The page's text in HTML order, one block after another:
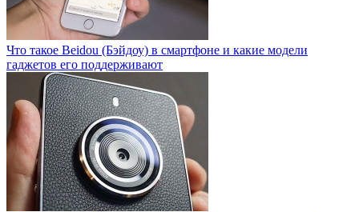
Что такое Beidou (Бэйдоу) в смартфоне и какие модели
гаджетов его поддерживают